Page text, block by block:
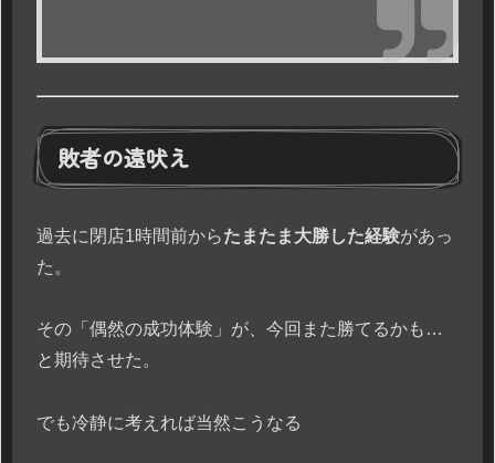
敗者の遠吠え
過去に閉店1時間前からたまたま大勝した経験があっ
た。
その「偶然の成功体験」が、今回また勝てるかも…
と期待させた。
でも冷静に考えれば当然こうなる